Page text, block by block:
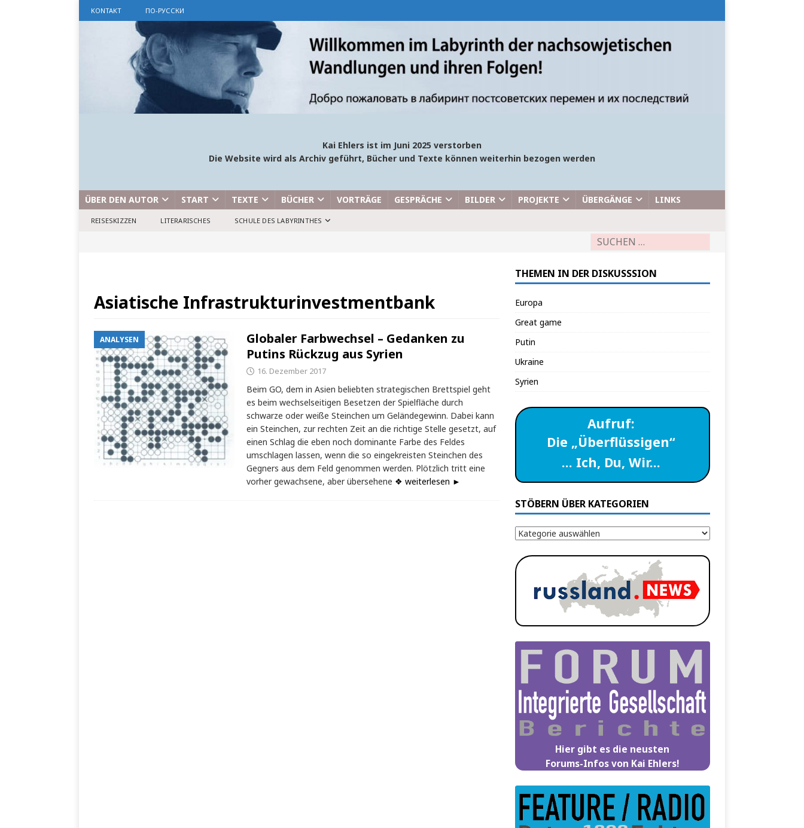
KONTAKT ПО-РУССКИ
Kai Ehlers ist im Juni 2025 verstorben
Die Website wird als Archiv geführt, Bücher und Texte können weiterhin bezogen werden
ÜBER DEN AUTOR START TEXTE BÜCHER VORTRÄGE GESPRÄCHE BILDER PROJEKTE ÜBERGÄNGE LINKS
REISESKIZZEN LITERARISCHES SCHULE DES LABYRINTHES
Asiatische Infrastrukturinvestmentbank
ANALYSEN
Globaler Farbwechsel – Gedanken zu
Putins Rückzug aus Syrien
16. Dezember 2017
Beim GO, dem in Asien beliebten strategischen Brettspiel geht
es beim wechselseitigen Besetzen der Spielfläche durch
schwarze oder weiße Steinchen um Geländegewinn. Dabei kann
ein Steinchen, zur rechten Zeit an die richtige Stelle gesetzt, auf
einen Schlag die eben noch dominante Farbe des Feldes
umschlagen lassen, wenn die so eingekreisten Steinchen des
Gegners aus dem Feld genommen werden. Plötzlich tritt eine
vorher gewachsene, aber übersehene ❖ weiterlesen ►
THEMEN IN DER DISKUSSSION
Europa
Great game
Putin
Ukraine
Syrien
Aufruf:
Die „Überflüssigen“
… Ich, Du, Wir…
STÖBERN ÜBER KATEGORIEN
Hier gibt es die neusten
Forums-Infos von Kai Ehlers!